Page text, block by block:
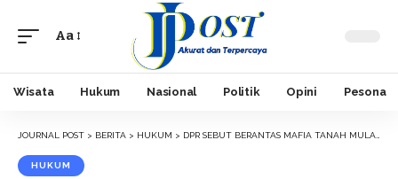
Font
Aa
Wisata Hukum Nasional Politik Opini Pesona
JOURNAL POST > BERITA > HUKUM > DPR SEBUT BERANTAS MAFIA TANAH MULAI DARI BPN
HUKUM